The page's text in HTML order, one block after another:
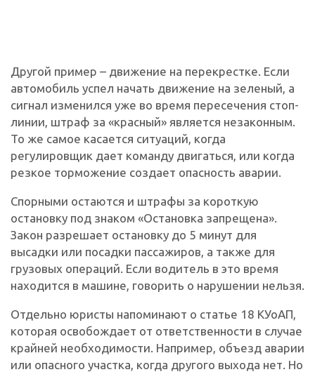
Другой пример – движение на перекрестке. Если
автомобиль успел начать движение на зеленый, а
сигнал изменился уже во время пересечения стоп-
линии, штраф за «красный» является незаконным.
То же самое касается ситуаций, когда
регулировщик дает команду двигаться, или когда
резкое торможение создает опасность аварии.
Спорными остаются и штрафы за короткую
остановку под знаком «Остановка запрещена».
Закон разрешает остановку до 5 минут для
высадки или посадки пассажиров, а также для
грузовых операций. Если водитель в это время
находится в машине, говорить о нарушении нельзя.
Отдельно юристы напоминают о статье 18 КУоАП,
которая освобождает от ответственности в случае
крайней необходимости. Например, объезд аварии
или опасного участка, когда другого выхода нет. Но